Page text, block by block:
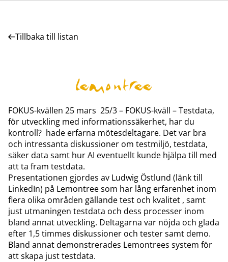
Tillbaka till listan
FOKUS-kvällen 25 mars 25/3 – FOKUS-kväll – Testdata,
för utveckling med informationssäkerhet, har du
kontroll? hade erfarna mötesdeltagare. Det var bra
och intressanta diskussioner om testmiljö, testdata,
säker data samt hur AI eventuellt kunde hjälpa till med
att ta fram testdata.
Presentationen gjordes av Ludwig Östlund (länk till
LinkedIn) på Lemontree som har lång erfarenhet inom
flera olika områden gällande test och kvalitet , samt
just utmaningen testdata och dess processer inom
bland annat utveckling. Deltagarna var nöjda och glada
efter 1,5 timmes diskussioner och tester samt demo.
Bland annat demonstrerades Lemontrees system för
att skapa just testdata.